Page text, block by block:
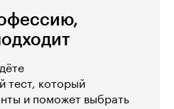
тест, который
и поможет выбрать